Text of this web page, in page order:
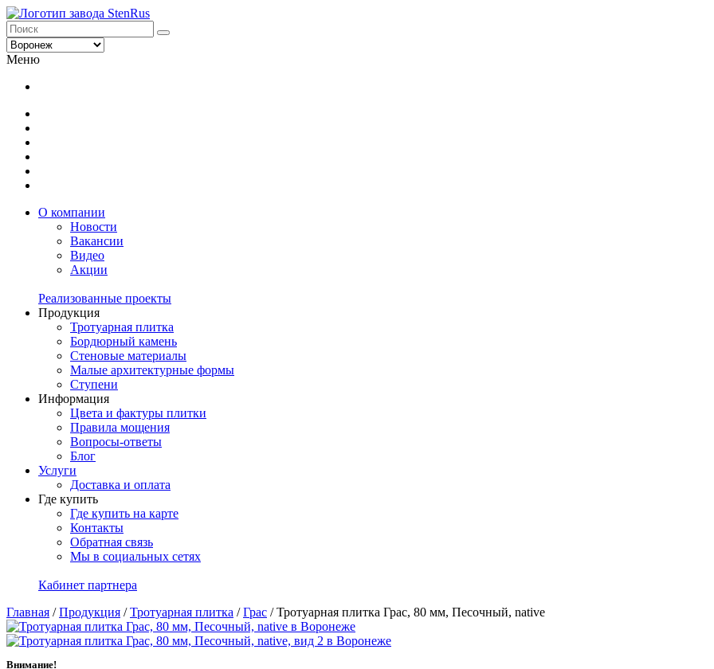
Меню
О компании
Новости
Вакансии
Видео
Акции
Реализованные проекты
Продукция
Тротуарная плитка
Бордюрный камень
Стеновые материалы
Малые архитектурные формы
Ступени
Информация
Цвета и фактуры плитки
Правила мощения
Вопросы-ответы
Блог
Услуги
Доставка и оплата
Где купить
Где купить на карте
Контакты
Обратная связь
Мы в социальных сетях
Кабинет партнера
Главная /Продукция /Тротуарная плитка /Грас /Тротуарная плитка Грас, 80 мм, Песочный, native
Внимание!